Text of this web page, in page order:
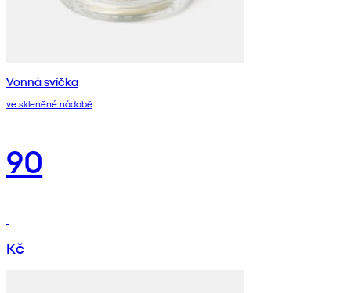
Vonná svíčka
ve skleněné nádobě
90
Kč